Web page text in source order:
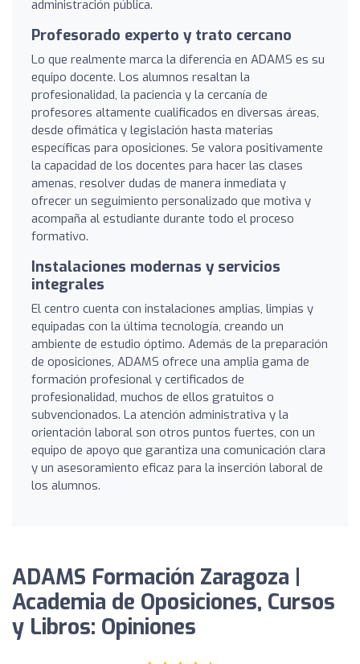
administración pública.
Profesorado experto y trato cercano
Lo que realmente marca la diferencia en ADAMS es su
equipo docente. Los alumnos resaltan la
profesionalidad, la paciencia y la cercanía de
profesores altamente cualificados en diversas áreas,
desde ofimática y legislación hasta materias
específicas para oposiciones. Se valora positivamente
la capacidad de los docentes para hacer las clases
amenas, resolver dudas de manera inmediata y
ofrecer un seguimiento personalizado que motiva y
acompaña al estudiante durante todo el proceso
formativo.
Instalaciones modernas y servicios
integrales
El centro cuenta con instalaciones amplias, limpias y
equipadas con la última tecnología, creando un
ambiente de estudio óptimo. Además de la preparación
de oposiciones, ADAMS ofrece una amplia gama de
formación profesional y certificados de
profesionalidad, muchos de ellos gratuitos o
subvencionados. La atención administrativa y la
orientación laboral son otros puntos fuertes, con un
equipo de apoyo que garantiza una comunicación clara
y un asesoramiento eficaz para la inserción laboral de
los alumnos.
ADAMS Formación Zaragoza |
Academia de Oposiciones, Cursos
y Libros: Opiniones